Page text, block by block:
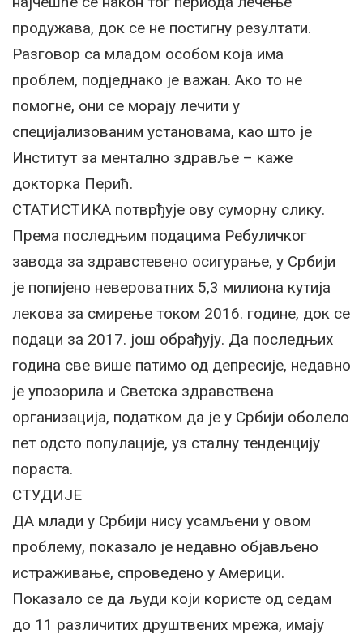
продужава, док се не постигну резултати.
Разговор са младом особом која има
проблем, подједнако је важан. Ако то не
помогне, они се морају лечити у
специјализованим установама, као што је
Институт за ментално здравље – каже
докторка Перић.
СТАТИСТИКА потврђује ову суморну слику.
Према последњим подацима Ребуличког
завода за здравстевено осигурање, у Србији
је попијено невероватних 5,3 милиона кутија
лекова за смирење током 2016. године, док се
подаци за 2017. још обрађују. Да последњих
година све више патимо од депресије, недавно
је упозорила и Светска здравствена
организација, податком да је у Србији оболело
пет одсто популације, уз сталну тенденцију
пораста.
СТУДИЈЕ
ДА млади у Србији нису усамљени у овом
проблему, показало је недавно објављено
истраживање, спроведено у Америци.
Показало се да људи који користе од седам
до 11 различитих друштвених мрежа, имају